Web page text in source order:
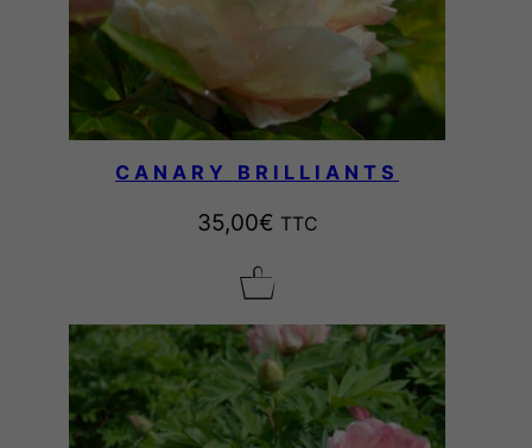
CANARY BRILLIANTS
35,00€ TTC